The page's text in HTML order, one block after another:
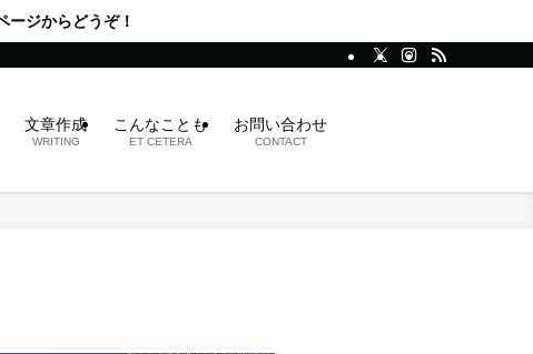
文章作成
WRITING
こんなことも
ET CETERA
お問い合わせ
CONTACT